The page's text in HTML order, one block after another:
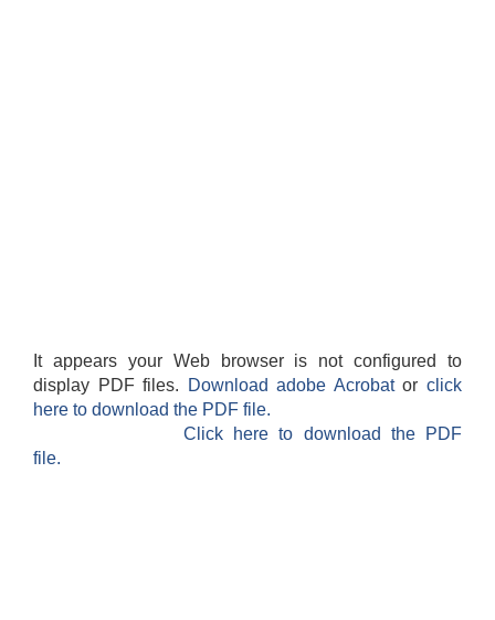
It appears your Web browser is not configured to
display PDF files.
Download adobe Acrobatorclick
here to download the PDF file.
Click here to download the PDF
file.